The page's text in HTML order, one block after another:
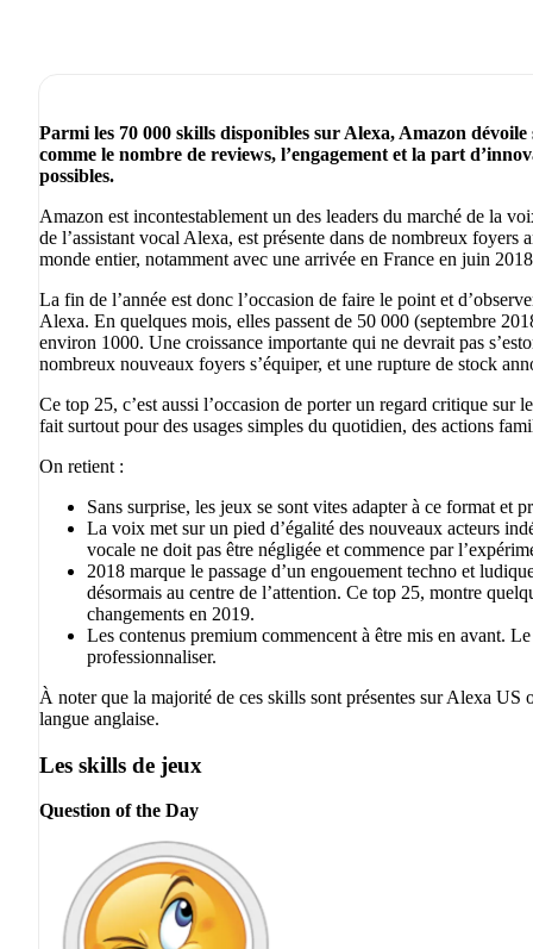
Parmi les 70 000 skills disponibles sur Alexa, Amazon
comme le nombre de reviews, l’engagement et la part
possibles.
Amazon est incontestablement un des leaders du marché de la
de l’assistant vocal Alexa, est présente dans de nombreux foyers
monde entier, notamment avec une arrivée en France en juin
La fin de l’année est donc l’occasion de faire le point et
Alexa. En quelques mois, elles passent de 50 000 (septembre
environ 1000. Une croissance importante qui ne devrait pas
nombreux nouveaux foyers s’équiper, et une rupture de stock
Ce top 25, c’est aussi l’occasion de porter un regard critique
fait surtout pour des usages simples du quotidien, des actions
On retient :
Sans surprise, les jeux se sont vites adapter à ce format et
La voix met sur un pied d’égalité des nouveaux acteurs
vocale ne doit pas être négligée et commence par
2018 marque le passage d’un engouement techno et
désormais au centre de l’attention. Ce top 25, montre
changements en 2019.
Les contenus premium commencent à être mis en avant.
professionnaliser.
À noter que la majorité de ces skills sont présentes sur Alexa US
langue anglaise.
Les skills de jeux
Question of the Day